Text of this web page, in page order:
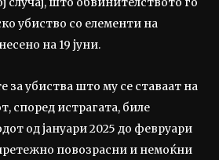
убиство со елементи на
на 19 јуни.
за убиства што му се ставаат на
според истрагата, биле
од јануари 2025 до февруари
повозрасни и немоќни